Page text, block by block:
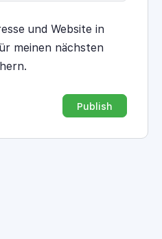
und Website in
meinen nächsten